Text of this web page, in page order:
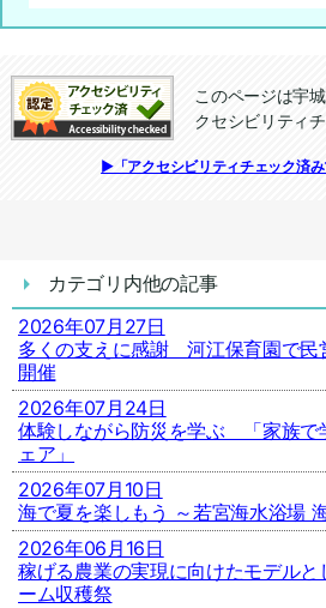
追加情報：アクセシビリティチェック
このページは宇
クセシビリティ
▶「アクセシビリティチェック済
カテゴリ内他の記事
2026年07月27日
多くの支えに感謝 河江保育園で民
開催
2026年07月24日
体験しながら防災を学ぶ 「家族で
ェア」
2026年07月10日
海で夏を楽しもう ～若宮海水浴場
2026年06月16日
稼げる農業の実現に向けたモデル
ーム収穫祭